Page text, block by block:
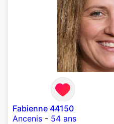
Fabienne 44150
Ancenis - 54 ans